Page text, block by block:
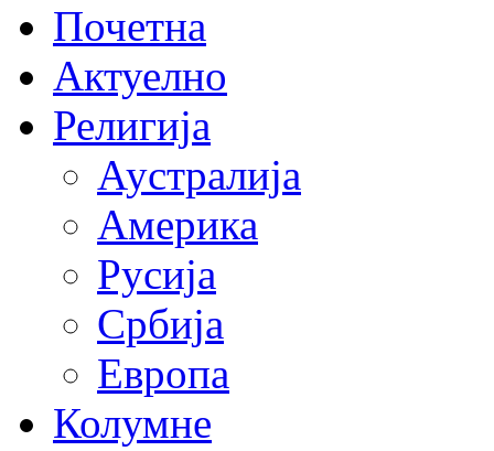
Почетна
Актуелно
Религија
Аустралија
Америка
Русија
Србија
Европа
Колумне